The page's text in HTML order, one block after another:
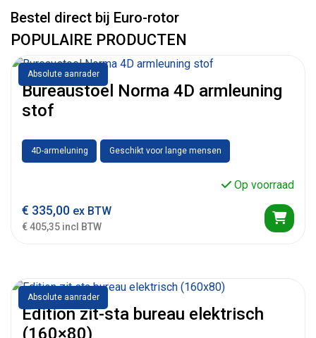
Bestel direct bij Euro-rotor
POPULAIRE PRODUCTEN
Absolute aanrader
Bureaustoel Norma 4D armleuning
stof
4D-armeluning Geschikt voor lange mensen
Op voorraad
€ 335,00 ex BTW
€ 405,35 incl BTW
Absolute aanrader
Edition zit-sta bureau elektrisch
(160×80)